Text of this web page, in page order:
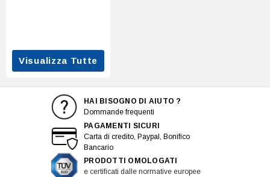
Visualizza Tutte
HAI BISOGNO DI AIUTO ?
Dommande frequenti
PAGAMENTI SICURI
Carta di credito, Paypal, Bonifico
Bancario
PRODOTTI OMOLOGATI
e certificati dalle normative europee